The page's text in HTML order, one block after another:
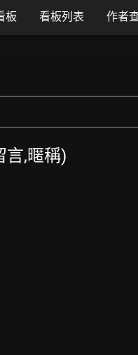
板 看板列表 作者
言,暱稱)